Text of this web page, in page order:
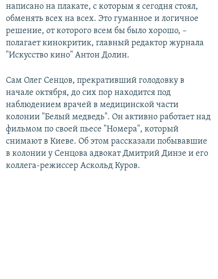
написано на плакате, с которым я сегодня стоял,
обменять всех на всех. Это гуманное и логичное
решение, от которого всем бы было хорошо, –
полагает кинокритик, главный редактор журнала
"Искусство кино" Антон Долин.
Сам Олег Сенцов, прекративший голодовку в
начале октября, до сих пор находится под
наблюдением врачей в медицинской части
колонии "Белый медведь". Он активно работает над
фильмом по своей пьесе "Номера", который
снимают в Киеве. Об этом рассказали побывавшие
в колонии у Сенцова адвокат Дмитрий Динзе и его
коллега-режиссер Аскольд Куров.